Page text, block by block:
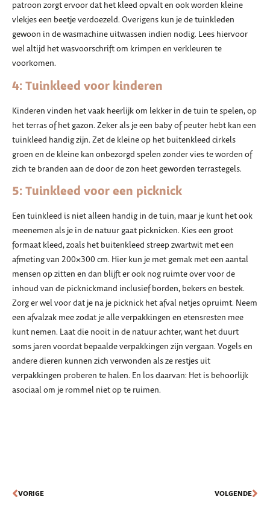
patroon zorgt ervoor dat het kleed opvalt en ook worden kleine
vlekjes een beetje verdoezeld. Overigens kun je de tuinkleden
gewoon in de wasmachine uitwassen indien nodig. Lees hiervoor
wel altijd het wasvoorschrift om krimpen en verkleuren te
voorkomen.
4: Tuinkleed voor kinderen
Kinderen vinden het vaak heerlijk om lekker in de tuin te spelen, op
het terras of het gazon. Zeker als je een baby of peuter hebt kan een
tuinkleed handig zijn. Zet de kleine op het buitenkleed cirkels
groen en de kleine kan onbezorgd spelen zonder vies te worden of
zich te branden aan de door de zon heet geworden terrastegels.
5: Tuinkleed voor een picknick
Een tuinkleed is niet alleen handig in de tuin, maar je kunt het ook
meenemen als je in de natuur gaat picknicken. Kies een groot
formaat kleed, zoals het buitenkleed streep zwartwit met een
afmeting van 200×300 cm. Hier kun je met gemak met een aantal
mensen op zitten en dan blijft er ook nog ruimte over voor de
inhoud van de picknickmand inclusief borden, bekers en bestek.
Zorg er wel voor dat je na je picknick het afval netjes opruimt. Neem
een afvalzak mee zodat je alle verpakkingen en etensresten mee
kunt nemen. Laat die nooit in de natuur achter, want het duurt
soms jaren voordat bepaalde verpakkingen zijn vergaan. Vogels en
andere dieren kunnen zich verwonden als ze restjes uit
verpakkingen proberen te halen. En los daarvan: Het is behoorlijk
asociaal om je rommel niet op te ruimen.
VORIGE VOLGENDE